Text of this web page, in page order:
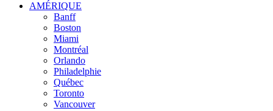
AMÉRIQUE
Banff
Boston
Miami
Montréal
Orlando
Philadelphie
Québec
Toronto
Vancouver